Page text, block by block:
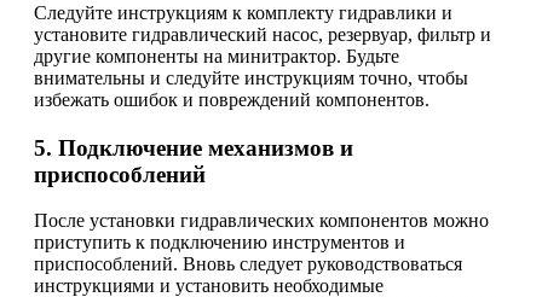
Следуйте инструкциям к комплекту гидравлики и
установите гидравлический насос, резервуар, фильтр и
другие компоненты на минитрактор. Будьте
внимательны и следуйте инструкциям точно, чтобы
избежать ошибок и повреждений компонентов.
5. Подключение механизмов и
приспособлений
После установки гидравлических компонентов можно
приступить к подключению инструментов и
приспособлений. Вновь следует руководствоваться
инструкциями и установить необходимые